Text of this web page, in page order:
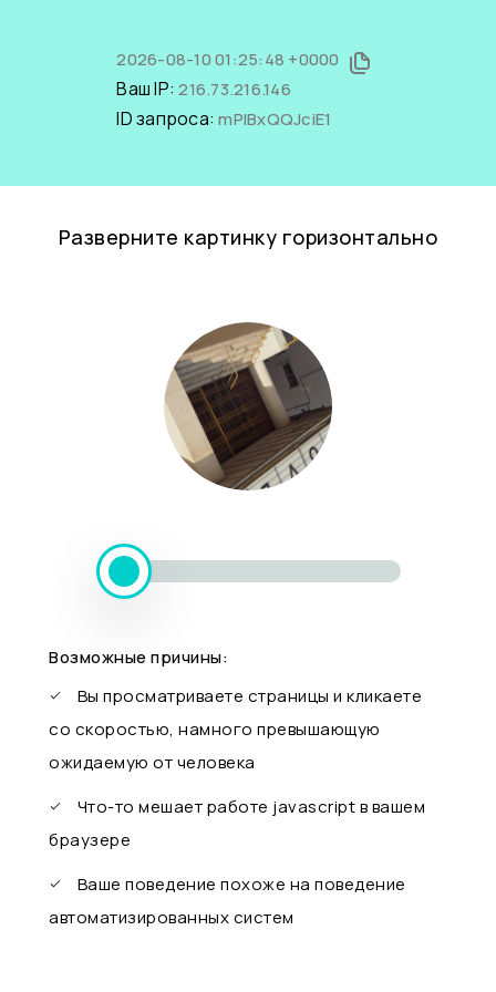
2026-08-10 01:25:48 +0000
Ваш IP:216.73.216.146
ID запроса:mPIBxQQJciE1
Разверните картинку горизонтально
Возможные причины:
Вы просматриваете страницы и кликаете
со скоростью, намного превышающую
ожидаемую от человека
Что-то мешает работе javascript в вашем
браузере
Ваше поведение похоже на поведение
автоматизированных систем